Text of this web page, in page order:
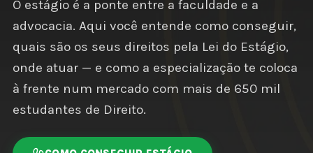
O estágio é a ponte entre a faculdade e a
advocacia. Aqui você entende como conseguir,
quais são os seus direitos pela Lei do Estágio,
onde atuar — e como a especialização te coloca
à frente num mercado com mais de 650 mil
estudantes de Direito.